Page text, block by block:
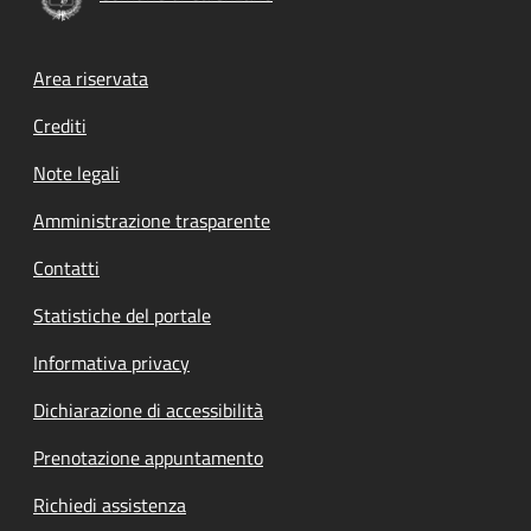
Footer menu
Area riservata
Crediti
Note legali
Amministrazione trasparente
Contatti
Statistiche del portale
Informativa privacy
Dichiarazione di accessibilità
Prenotazione appuntamento
Richiedi assistenza